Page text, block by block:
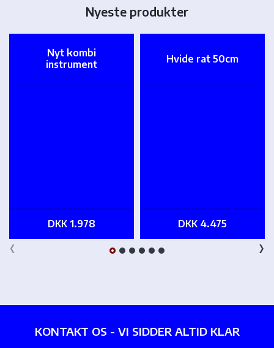
Nyeste produkter
Nyt kombi
instrument
DKK 1.978
Hvide rat 50cm
DKK 4.475
‹ ›
KONTAKT OS - VI SIDDER ALTID KLAR